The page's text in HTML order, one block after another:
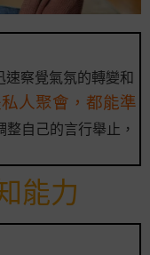
察覺氣氛的轉變和
人聚會，都能準
整自己的言行舉止，
能力